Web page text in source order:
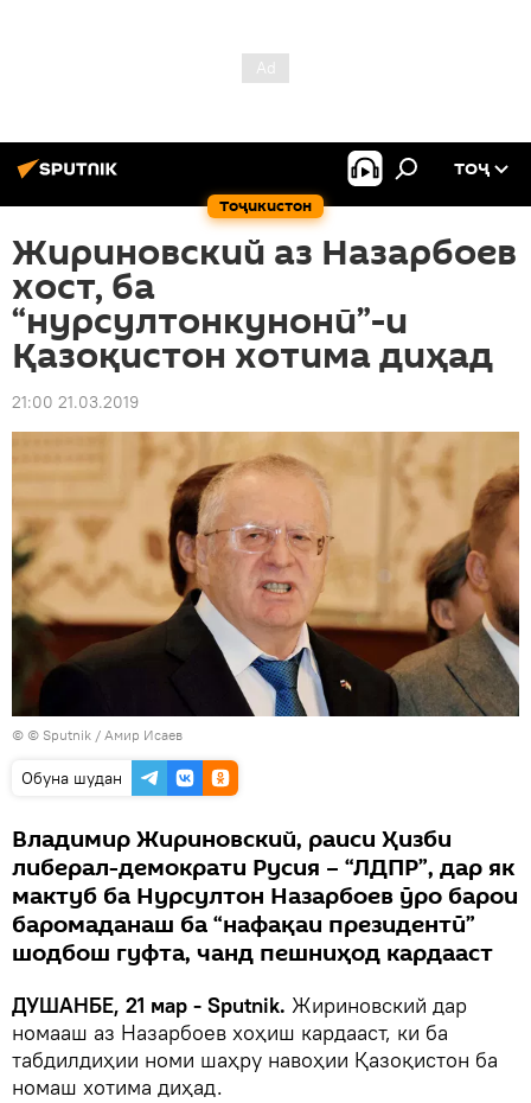
Тоҷикистон
ТОҶ
Жириновский аз Назарбоев
хост, ба
“нурсултонкунонӣ”-и
Қазоқистон хотима диҳад
21:00 21.03.2019
© © Sputnik / Амир Исаев
Обуна шудан
Владимир Жириновский, раиси Ҳизби
либерал-демократи Русия – “ЛДПР”, дар як
мактуб ба Нурсултон Назарбоев ӯро барои
баромаданаш ба “нафақаи президентӣ”
шодбош гуфта, чанд пешниҳод кардааст
ДУШАНБЕ, 21 мар - Sputnik. Жириновский дар
номааш аз Назарбоев хоҳиш кардааст, ки ба
табдилдиҳии номи шаҳру навоҳии Қазоқистон ба
номаш хотима диҳад.